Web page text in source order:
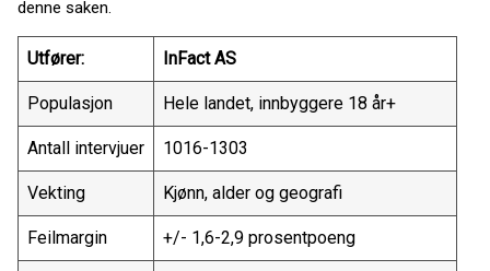
denne saken.
Utfører: InFact AS
Populasjon Hele landet, innbyggere 18 år+
Antall intervjuer 1016-1303
Vekting Kjønn, alder og geografi
Feilmargin +/- 1,6-2,9 prosentpoeng